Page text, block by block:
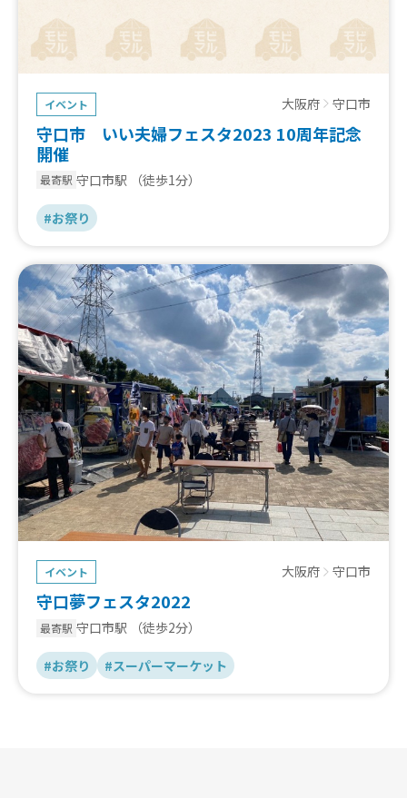
イベント 大阪府 守口市
守口市 いい夫婦フェスタ2023 10周年記念
開催
最寄駅 守口市駅 （徒歩1分）
#お祭り
イベント 大阪府 守口市
守口夢フェスタ2022
最寄駅 守口市駅 （徒歩2分）
#お祭り #スーパーマーケット